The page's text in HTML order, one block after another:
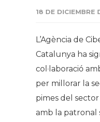
18 DE DICIEMBRE
L’Agència de
Catalunya ha
col·laboració
per millorar la
pimes del sector
amb la patronal